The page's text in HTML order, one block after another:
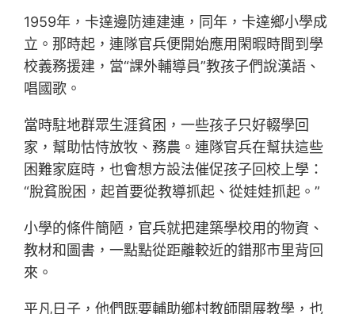
1959年，卡達邊防連建連，同年，卡達鄉小學成
立。那時起，連隊官兵便開始應用閑暇時間到學
校義務援建，當“課外輔導員”教孩子們說漢語、
唱國歌。
當時駐地群眾生涯貧困，一些孩子只好輟學回
家，幫助怙恃放牧、務農。連隊官兵在幫扶這些
困難家庭時，也會想方設法催促孩子回校上學：
“脫貧脫困，起首要從教導抓起、從娃娃抓起。”
小學的條件簡陋，官兵就把建築學校用的物資、
教材和圖書，一點點從距離較近的錯那市里背回
來。
平凡日子，他們既要輔助鄉村教師開展教學，也